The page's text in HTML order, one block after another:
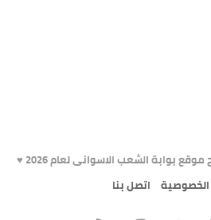
بوابة الشعب الاسوانى لعام 2026 ♥️
اتصل بنا